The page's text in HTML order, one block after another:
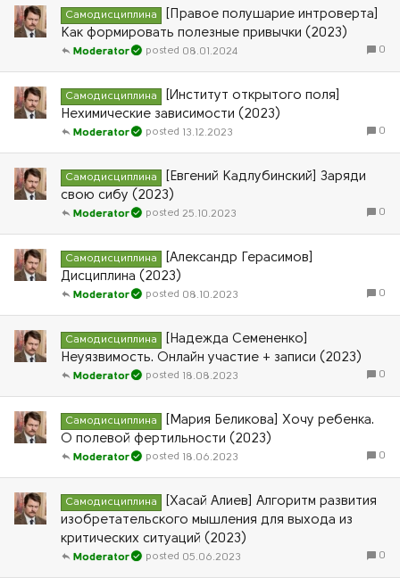
Самодисциплина
[Правое полушарие интроверта]
Как формировать полезные привычки (2023)
0
08.01.2024
Moderator
Самодисциплина
[Институт открытого поля]
Нехимические зависимости (2023)
0
13.12.2023
Moderator
Самодисциплина
[Евгений Кадлубинский] Заряди
свою сибу (2023)
0
25.10.2023
Moderator
Самодисциплина
[Александр Герасимов]
Дисциплина (2023)
0
08.10.2023
Moderator
Самодисциплина
[Надежда Семененко]
Неуязвимость. Онлайн участие + записи (2023)
0
18.08.2023
Moderator
Самодисциплина
[Мария Беликова] Хочу ребенка.
О полевой фертильности (2023)
0
18.06.2023
Moderator
Самодисциплина
[Хасай Алиев] Алгоритм развития
изобретательского мышления для выхода из
критических ситуаций (2023)
0
05.06.2023
Moderator